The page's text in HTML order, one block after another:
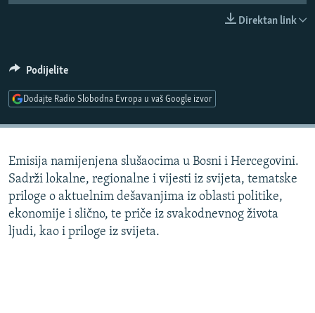
SPECIJALI RSE
VIŠE OD NASLOVA
TV LIBERTY
POST SCRIPTUM
MOJA EVROPA
TRI DECENIJE OD RATA U BIH
PRATITE NAS
Sve RFE/RL stranice
Direktan link
Podijelite
Dodajte Radio Slobodna Evropa u vaš Google izvor
Emisija namijenjena slušaocima u Bosni i Hercegovini.
Sadrži lokalne, regionalne i vijesti iz svijeta, tematske
priloge o aktuelnim dešavanjima iz oblasti politike,
ekonomije i slično, te priče iz svakodnevnog života
ljudi, kao i priloge iz svijeta.